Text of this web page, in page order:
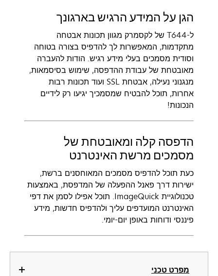
מפרט טכני
הגן על המידע הרגיש בארגונך
ל-T644 של לקסמרק מגוון תכונות אבטחה
מתקדמות, המאפשרות לך להדפיס בצורה בטוחה
וסודית מסמכים בעלי מידע רגיש. הודות להעברה
מאובטחת של עבודת ההדפסה, שימוש בסיסמאות,
מנגנוני נעילה, אבטחת SSL ועוד תכונות רבות
אחרות, תוכל להבטיח שמסמכיך יגיעו רק לידיים
הנכונות!
הדפסה קלה ומאובטחת של
מסמכים מרשת האינטרנט
כעת תוכל להדפיס מסמכים המאוחסנים ברשת,
ישירות דרך פאנל ההפעלה של המדפסת, באמצעות
טכנולוגיית ImageQuick. תוכל אפילו לסמן את דפי
האינטרנט המועדפים עליך ולהדפיס חדשות, מידע
פיננסי ודוחות באופן יום-יומי.